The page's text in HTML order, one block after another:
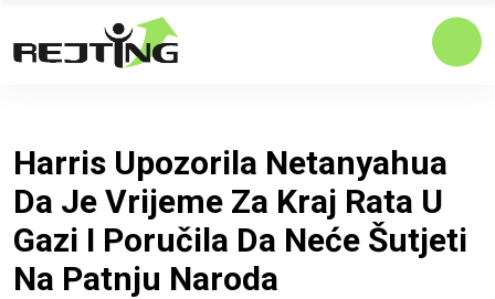
Harris Upozorila Netanyahua
Da Je Vrijeme Za Kraj Rata U
Gazi I Poručila Da Neće Šutjeti
Na Patnju Naroda